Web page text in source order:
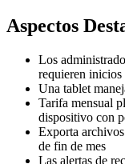
Aspectos
Los
requieren
Una tablet
Tarifa mensual
dispositivo con
Exporta
de fin de mes
Las alertas de